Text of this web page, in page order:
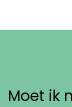
Moet ik